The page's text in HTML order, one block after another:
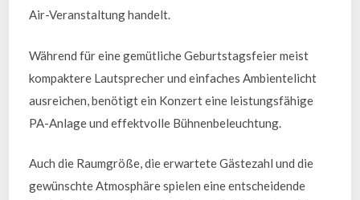
Air-Veranstaltung handelt.
Während für eine gemütliche Geburtstagsfeier meist
kompaktere Lautsprecher und einfaches Ambientelicht
ausreichen, benötigt ein Konzert eine leistungsfähige
PA-Anlage und effektvolle Bühnenbeleuchtung.
Auch die Raumgröße, die erwartete Gästezahl und die
gewünschte Atmosphäre spielen eine entscheidende